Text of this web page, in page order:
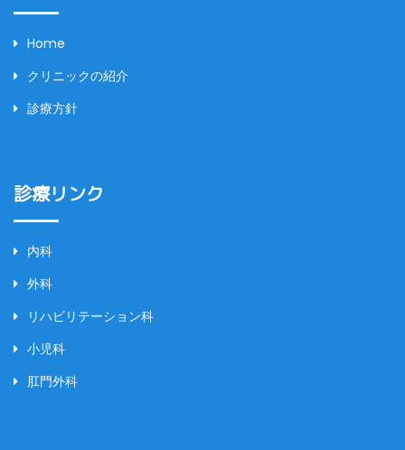
Home
クリニックの紹介
診療方針
診療リンク
内科
外科
リハビリテーション科
小児科
肛門外科